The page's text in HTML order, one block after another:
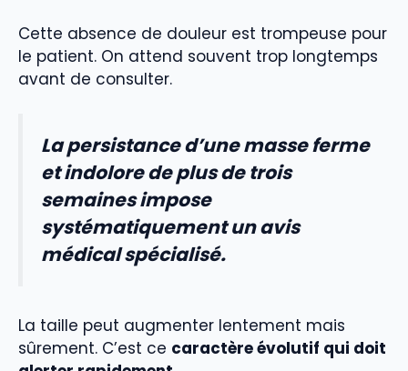
Cette absence de douleur est trompeuse pour
le patient. On attend souvent trop longtemps
avant de consulter.
La persistance d’une masse ferme
et indolore de plus de trois
semaines impose
systématiquement un avis
médical spécialisé.
La taille peut augmenter lentement mais
sûrement. C’est ce caractère évolutif qui doit